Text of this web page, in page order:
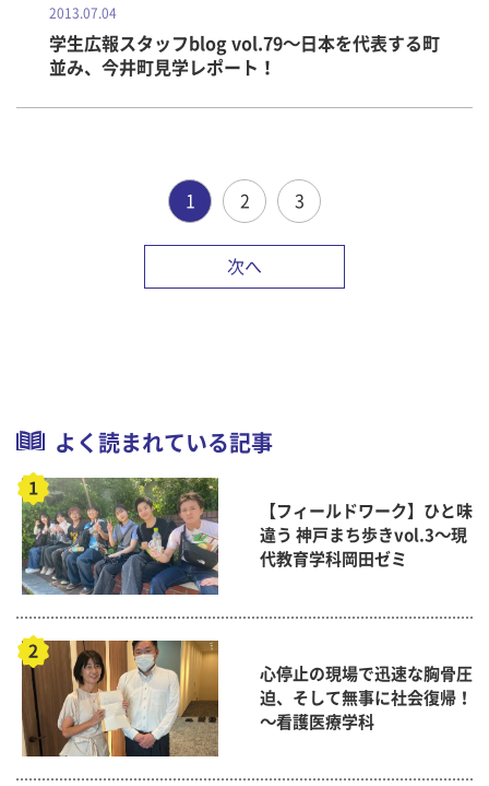
2013.07.04
学生広報スタッフblog vol.79～日本を代表する町
並み、今井町見学レポート！
1 2 3
次へ
よく読まれている記事
【フィールドワーク】ひと味
違う 神戸まち歩きvol.3～現
代教育学科岡田ゼミ
心停止の現場で迅速な胸骨圧
迫、そして無事に社会復帰！
～看護医療学科